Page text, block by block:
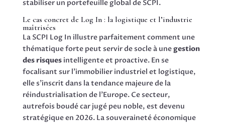
stabiliser un portefeuille global de SCPI.
Le cas concret de Log In : la logistique et l’industrie
maîtrisées
La SCPI Log In illustre parfaitement comment une
thématique forte peut servir de socle à unegestion
des risquesintelligente et proactive. En se
focalisant sur l’immobilier industriel et logistique,
elle s’inscrit dans la tendance majeure de la
réindustrialisation de l’Europe. Ce secteur,
autrefois boudé car jugé peu noble, est devenu
stratégique en 2026. La souveraineté économique